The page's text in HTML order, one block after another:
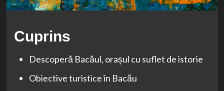
Cuprins
Descoperă Bacăul, orașul cu suflet de istorie
Obiective turistice în Bacău